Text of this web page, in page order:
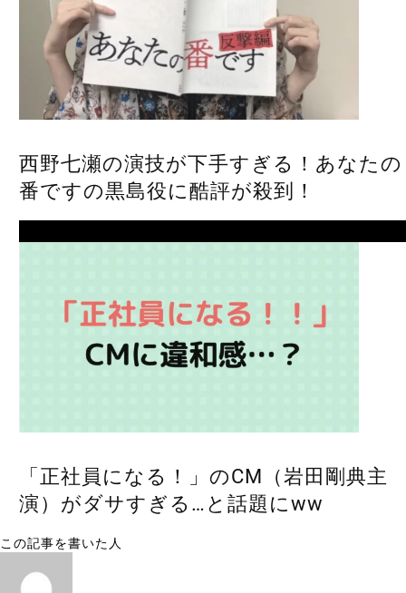
西野七瀬の演技が下手すぎる！あなたの
番ですの黒島役に酷評が殺到！
「正社員になる！」のCM（岩田剛典主
演）がダサすぎる…と話題にww
この記事を書いた人